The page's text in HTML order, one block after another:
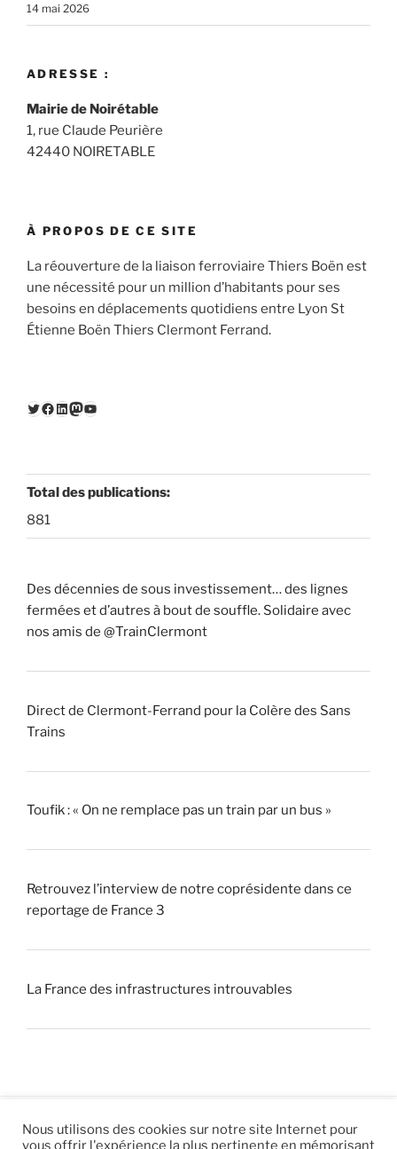
14 mai 2026
ADRESSE :
Mairie de Noirétable
1, rue Claude Peurière
42440 NOIRETABLE
À PROPOS DE CE SITE
La réouverture de la liaison ferroviaire Thiers Boën est
une nécessité pour un million d’habitants pour ses
besoins en déplacements quotidiens entre Lyon St
Étienne Boën Thiers Clermont Ferrand.
Twitter
Facebook
LinkedIn
Mastodon
YouTube
Total des publications:
881
Des décennies de sous investissement… des lignes
fermées et d’autres à bout de souffle. Solidaire avec
nos amis de @TrainClermont
Direct de Clermont-Ferrand pour la Colère des Sans
Trains
Toufik : « On ne remplace pas un train par un bus »
Retrouvez l’interview de notre coprésidente dans ce
reportage de France 3
La France des infrastructures introuvables
Nous utilisons des cookies sur notre site Internet pour
vous offrir l'expérience la plus pertinente en mémorisant